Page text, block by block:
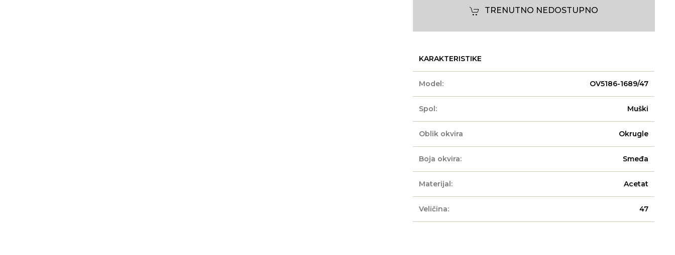
TRENUTNO NEDOSTUPNO
KARAKTERISTIKE
Model: OV5186-1689/47
Spol: Muški
Oblik okvira Okrugle
Boja okvira: Smeđa
Materijal: Acetat
Veličina: 47